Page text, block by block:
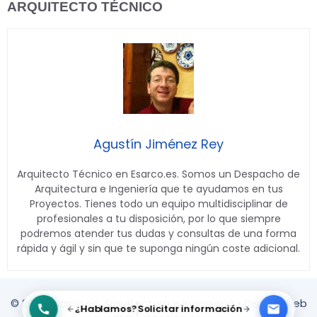
ARQUITECTO TÉCNICO
Agustín Jiménez Rey
Arquitecto Técnico en Esarco.es. Somos un Despacho de
Arquitectura e Ingeniería que te ayudamos en tus
Proyectos. Tienes todo un equipo multidisciplinar de
profesionales a tu disposición, por lo que siempre
podremos atender tus dudas y consultas de una forma
rápida y ágil y sin que te suponga ningún coste adicional.
© 2026 Esarco.es. Arquitectura e Ingeniería • Diseño Web
¿Hablamos?Solicitar información